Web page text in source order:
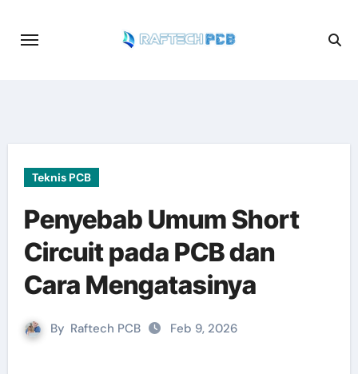
Teknis PCB
Penyebab Umum Short
Circuit pada PCB dan
Cara Mengatasinya
By Raftech PCB Feb 9, 2026